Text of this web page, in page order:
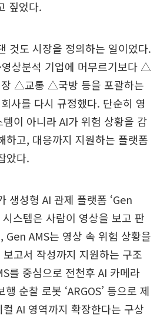
짚었다.
것도 시장을 정의하는 일이었다.
영상분석 기업에 머무르기보다 △
△교통 △국방 등을 포괄하는
사를 다시 규정했다. 단순히 영
이 아니라 AI가 위험 상황을 감
하고, 대응까지 지원하는 플랫폼
았다.
생성형 AI 관제 플랫폼 ‘Gen
시스템은 사람이 영상을 보고 판
Gen AMS는 영상 속 위험 상황을
고서 작성까지 지원하는 구조
를 중심으로 전천후 AI 카메라
순찰 로봇 ‘ARGOS’ 등으로 제
AI 영역까지 확장한다는 구상